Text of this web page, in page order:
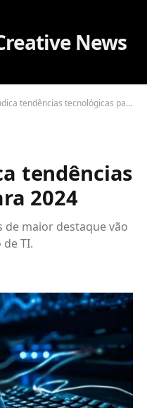
tendências tecnológicas para 2024
tendências
2024
de maior destaque vão
TI.